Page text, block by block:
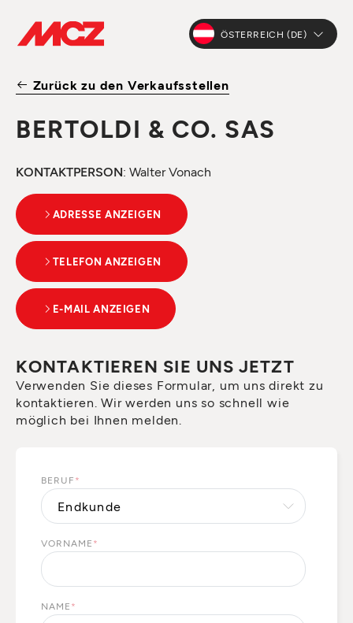
ÖSTERREICH (DE)
Zurück zu den Verkaufsstellen
BERTOLDI & CO. SAS
KONTAKTPERSON: Walter Vonach
ADRESSE ANZEIGEN
TELEFON ANZEIGEN
E-MAIL ANZEIGEN
KONTAKTIEREN SIE UNS JETZT
Verwenden Sie dieses Formular, um uns direkt zu
kontaktieren. Wir werden uns so schnell wie
möglich bei Ihnen melden.
BERUF *
VORNAME *
NAME *